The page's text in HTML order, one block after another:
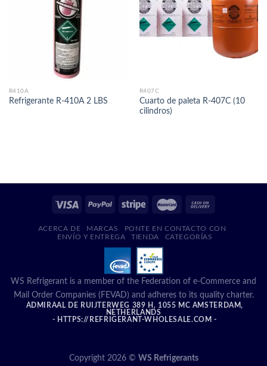
R410A
Refrigerante R-410A 2 LBS
R407C
Cuarto de paleta R-407C (10
cilindros)
ACERCA DE MARCAS
PONTE EN CONTACTO CON
ENVÍO Y ENTREGA
TIENDA CATEGORÍAS
WS Refrigerant is a member of the Federation of e-Commerce and
Mail Order Companies (FEVAD) and adheres to its quality charter.
ADMIRAAL DE RUIJTERWEG 389 H, 1055 MC AMSTERDAM,
NETHERLANDS
- HTTPS://REFRIGERANT-WHOLESALE.COM -
Copyright 2026 © WS Refrigerants